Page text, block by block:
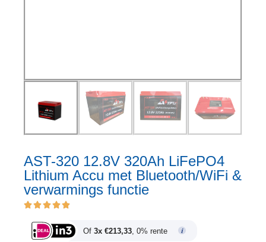
AST-320 12.8V 320Ah LiFePO4
Lithium Accu met Bluetooth/WiFi &
verwarmings functie
Of 3x €213,33, 0% rente